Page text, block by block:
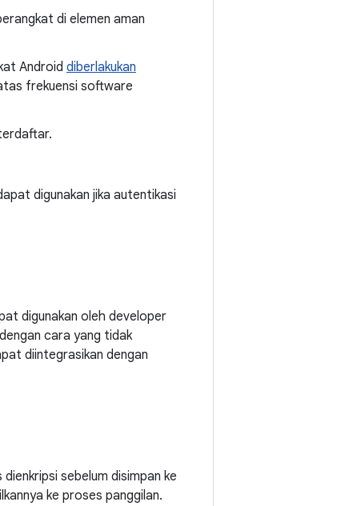
di elemen aman
Android diberlakukan
frekuensi software
digunakan jika autentikasi
digunakan oleh developer
cara yang tidak
diintegrasikan dengan
sebelum disimpan ke
ke proses panggilan.